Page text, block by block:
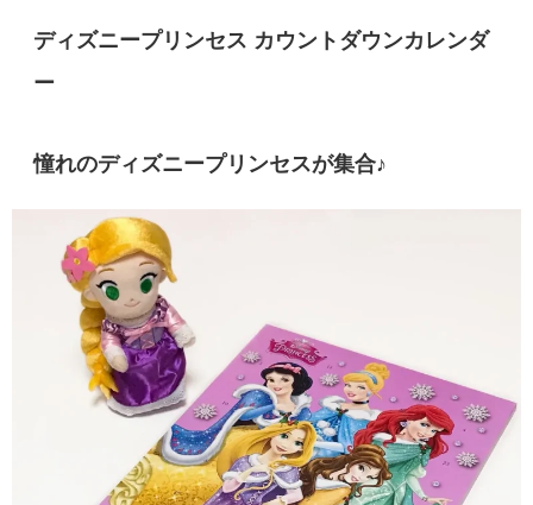
ディズニープリンセス カウントダウンカレンダ
ー
憧れのディズニープリンセスが集合♪